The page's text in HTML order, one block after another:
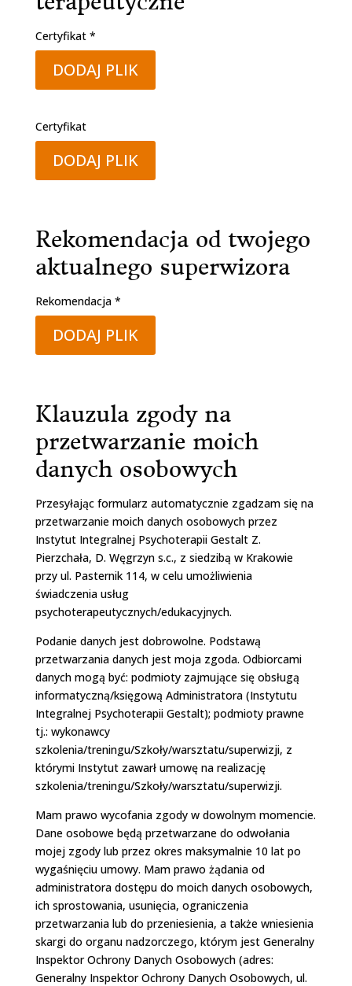
Certyfikat *
DODAJ PLIK
Certyfikat
DODAJ PLIK
Rekomendacja od twojego
aktualnego superwizora
Rekomendacja *
DODAJ PLIK
Klauzula zgody na
przetwarzanie moich
danych osobowych
Przesyłając formularz automatycznie zgadzam się na
przetwarzanie moich danych osobowych przez
Instytut Integralnej Psychoterapii Gestalt Z.
Pierzchała, D. Węgrzyn s.c., z siedzibą w Krakowie
przy ul. Pasternik 114, w celu umożliwienia
świadczenia usług
psychoterapeutycznych/edukacyjnych.
Podanie danych jest dobrowolne. Podstawą
przetwarzania danych jest moja zgoda. Odbiorcami
danych mogą być: podmioty zajmujące się obsługą
informatyczną/księgową Administratora (Instytutu
Integralnej Psychoterapii Gestalt); podmioty prawne
tj.: wykonawcy
szkolenia/treningu/Szkoły/warsztatu/superwizji, z
którymi Instytut zawarł umowę na realizację
szkolenia/treningu/Szkoły/warsztatu/superwizji.
Mam prawo wycofania zgody w dowolnym momencie.
Dane osobowe będą przetwarzane do odwołania
mojej zgody lub przez okres maksymalnie 10 lat po
wygaśnięciu umowy. Mam prawo żądania od
administratora dostępu do moich danych osobowych,
ich sprostowania, usunięcia, ograniczenia
przetwarzania lub do przeniesienia, a także wniesienia
skargi do organu nadzorczego, którym jest Generalny
Inspektor Ochrony Danych Osobowych (adres:
Generalny Inspektor Ochrony Danych Osobowych, ul.